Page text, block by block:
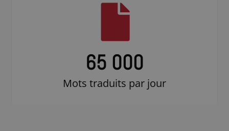
65 000
Mots traduits par jour